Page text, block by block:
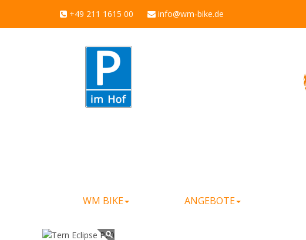
+49 211 1615 00 info@wm-bike.de
WM BIKE ANGEBOTE